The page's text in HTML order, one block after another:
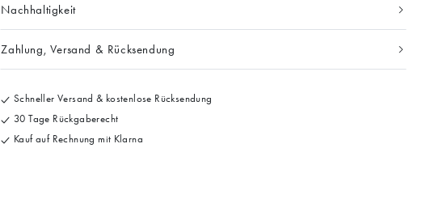
Nachhaltigkeit
Zahlung, Versand & Rücksendung
Schneller Versand & kostenlose Rücksendung
30 Tage Rückgaberecht
Kauf auf Rechnung mit Klarna